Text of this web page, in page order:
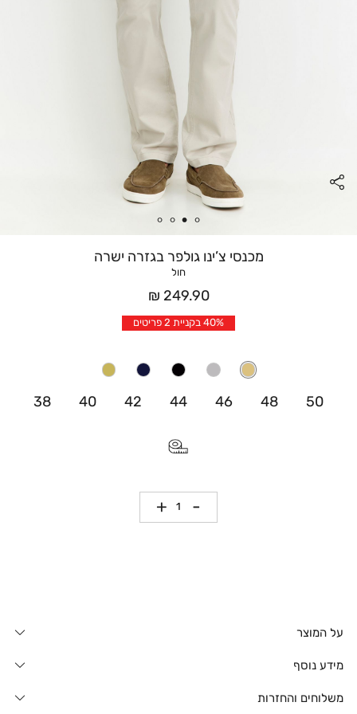
מכנסי צ’ינו גולפר בגזרה ישרה
חול
מחיר
אחרי
הנחה
249.90 ₪
40% בקניית 2 פריטים
38 40 42 44 46 48 50
כמות
על המוצר
מידע נוסף
משלוחים והחזרות